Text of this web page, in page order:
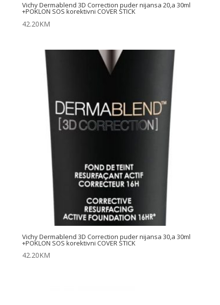
Vichy Dermablend 3D Correction puder nijansa 20,a 30ml
+POKLON SOS korektivni COVER STICK
42.20KM
Vichy Dermablend 3D Correction puder nijansa 30,a 30ml
+POKLON SOS korektivni COVER STICK
42.20KM